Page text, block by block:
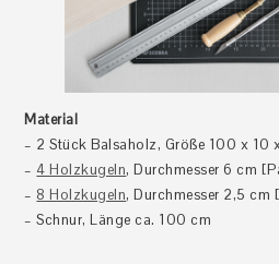
Material
– 2 Stück Balsaholz, Größe 100 x 10
– 4 Holzkugeln, Durchmesser 6 cm
– 8 Holzkugeln, Durchmesser 2,5 cm
– Schnur, Länge ca. 100 cm